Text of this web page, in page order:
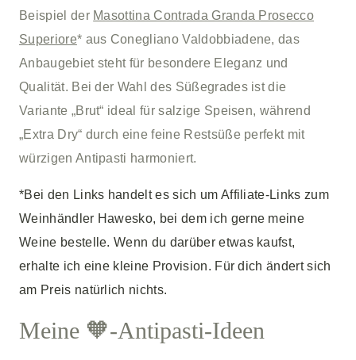
Beispiel der Masottina Contrada Granda Prosecco
Superiore* aus Conegliano Valdobbiadene, das
Anbaugebiet steht für besondere Eleganz und
Qualität. Bei der Wahl des Süßegrades ist die
Variante „Brut“ ideal für salzige Speisen, während
„Extra Dry“ durch eine feine Restsüße perfekt mit
würzigen Antipasti harmoniert.
*Bei den Links handelt es sich um Affiliate-Links zum
Weinhändler Hawesko, bei dem ich gerne meine
Weine bestelle. Wenn du darüber etwas kaufst,
erhalte ich eine kleine Provision. Für dich ändert sich
am Preis natürlich nichts.
Meine 🧡-Antipasti-Ideen